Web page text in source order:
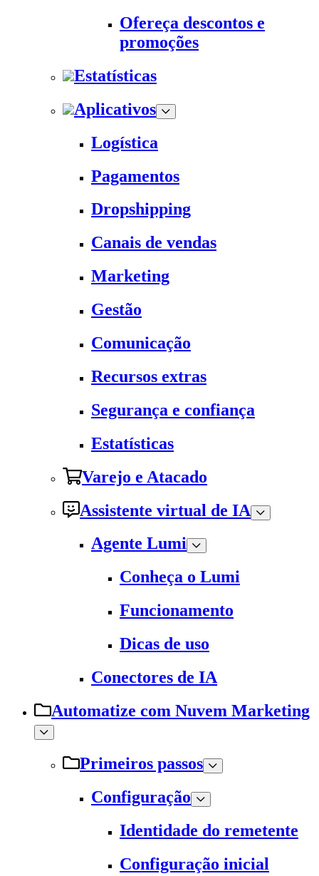
Ofereça descontos e
promoções
Estatísticas
Aplicativos
Logística
Pagamentos
Dropshipping
Canais de vendas
Marketing
Gestão
Comunicação
Recursos extras
Segurança e confiança
Estatísticas
Varejo e Atacado
Assistente virtual de IA
Agente Lumi
Conheça o Lumi
Funcionamento
Dicas de uso
Conectores de IA
Automatize com Nuvem Marketing
Primeiros passos
Configuração
Identidade do remetente
Configuração inicial